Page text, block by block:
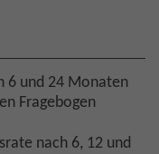
6 und 24 Monaten
Fragebogen
nach 6, 12 und